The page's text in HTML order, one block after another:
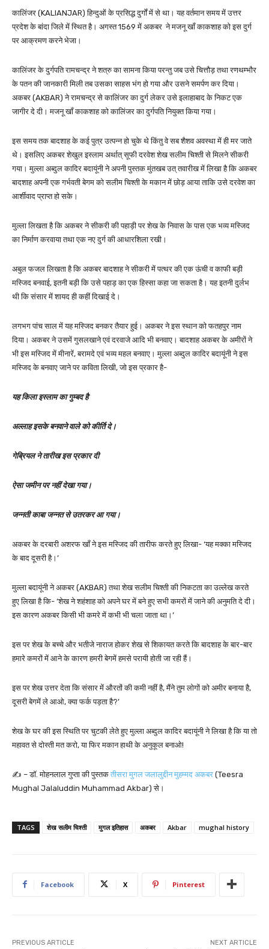
कालिंजर (KALIANJAR) हिन्दुओं के प्रसिद्ध दुर्गों में से था। यह वर्तमान समय में उत्तर
प्रदेश के बांदा जिले में स्थित है। अगस्त 1569 में अकबर ने मजनू खाँ काकशाह को इस दुर्ग
पर आक्रमण करने भेजा।
कालिंजर के दुर्गपति रामचन्द्र ने शत्रु का सामना किया परन्तु जब उसे चित्तौड़ तथा रणथम्भौर
के पतन की जानकारी मिली तब उसका साहस भंग हो गया और उसने समर्पण कर दिया।
अकबर (AKBAR) ने रामचन्द्र से कालिंजर का दुर्ग लेकर उसे इलाहाबाद के निकट एक
जागीर दे दी। मजनू खाँ काकशाह को कालिंजर का दुर्गपति नियुक्त किया गया।
इस समय तक बादशाह के कई पुत्र उत्पन्न हो चुके थे किंतु वे सब शैशव अवस्था में ही मर जाते
थे। इसलिए अकबर शेखुल इस्लाम अर्थात् सूफी दरवेश शेख सलीम चिश्ती से मिलने सीकरी
गया। मुल्ला अब्दुल कादिर बदायूंनी ने अपनी पुस्तक मुंतखब उत् तवारीख में लिखा है कि अकबर
बादशाह अपनी एक गर्भवती बेगम को सलीम चिश्ती के मकान में छोड़ आया ताकि उसे दरवेश का
आर्शीवाद प्राप्त हो सके।
मुल्ला लिखता है कि अकबर ने सीकरी की पहाड़ी पर शेख के निवास के पास एक भव्य मस्जिद
का निर्माण करवाया तथा एक नए दुर्ग की आधारशिला रखी।
अबुल फजल लिखता है कि अकबर बादशाह ने सीकरी में पत्थर की एक ऊंची व काफी बड़ी
मस्जिद बनवाई, इतनी बड़ी कि उसे पहाड़ का एक हिस्सा कहा जा सकता है। यह इतनी दुर्लभ
थी कि संसार में शायद ही कहीं दिखाई दे।
लगभग पांच साल में यह मस्जिद बनकर तैयार हुई। अकबर ने इस स्थान को फतहपुर नाम
दिया। अकबर ने उसमें गुसलखाने एवं दरवाजे आदि भी बनवाए। बादशाह अकबर के अमीरों ने
भी इस मस्जिद में मीनारें, बरामदे एवं भव्य महल बनवाए। मुल्ला अब्दुल कादिर बदायूंनी ने इस
मस्जिद के बनवाए जाने पर कविता लिखी, जो इस प्रकार है-
यह किला इस्लाम का गुम्बद है
अल्लाह इसके बनवाने वाले को कीर्ति दे।
गेब्रियल ने तारीख इस प्रकार दी
ऐसा जमीन पर नहीं देखा गया।
जन्नती काबा जन्नत से उतरकर आ गया।
अकबर के दरबारी अशरफ खाँ ने इस मस्जिद की तारीफ करते हुए लिखा- ‘यह मक्का मस्जिद
के बाद दूसरी है।’
मुल्ला बदायूंनी ने अकबर (AKBAR) तथा शेख सलीम चिश्ती की निकटता का उल्लेख करते
हुए लिखा है कि- ‘शेख ने शहंशाह को अपने घर में बने हुए सभी कमरों में जाने की अनुमति दे दी।
इस कारण अकबर किसी भी कमरे में कभी भी चला जाता था।’
इस पर शेख के बच्चे और भतीजे नाराज होकर शेख से शिकायत करते कि बादशाह के बार-बार
हमारे कमरों में आने के कारण हमरी बेगमें हमसे परायी होती जा रही हैं।
इस पर शेख उत्तर देता कि संसार में औरतों की कमी नहीं है, मैंने तुम लोगों को अमीर बनाया है,
दूसरी बेगमें ले आओ, क्या फर्क पड़ता है?’
शेख के घर की इस स्थिति पर चुटकी लेते हुए मुल्ला अब्दुल कादिर बदायूंनी ने लिखा है कि या तो
महावत से दोस्ती मत करो, या फिर मकान हाथी के अनुकूल बनाओ!
✍️ – डॉ. मोहनलाल गुप्ता की पुस्तक तीसरा मुगल जलालुद्दीन मुहम्मद अकबर (Teesra
Mughal Jalaluddin Muhammad Akbar) से।
TAGS शेख सलीम चिश्ती मुगल इतिहास अकबर Akbar mughal history
Facebook X Pinterest
PREVIOUS ARTICLE NEXT ARTICLE